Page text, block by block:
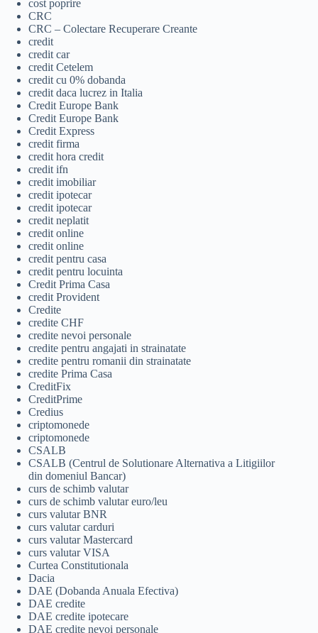
cost poprire
CRC
CRC – Colectare Recuperare Creante
credit
credit car
credit Cetelem
credit cu 0% dobanda
credit daca lucrez in Italia
Credit Europe Bank
Credit Europe Bank
Credit Express
credit firma
credit hora credit
credit ifn
credit imobiliar
credit ipotecar
credit ipotecar
credit neplatit
credit online
credit online
credit pentru casa
credit pentru locuinta
Credit Prima Casa
credit Provident
Credite
credite CHF
credite nevoi personale
credite pentru angajati in strainatate
credite pentru romanii din strainatate
credite Prima Casa
CreditFix
CreditPrime
Credius
criptomonede
criptomonede
CSALB
CSALB (Centrul de Solutionare Alternativa a Litigiilor
din domeniul Bancar)
curs de schimb valutar
curs de schimb valutar euro/leu
curs valutar BNR
curs valutar carduri
curs valutar Mastercard
curs valutar VISA
Curtea Constitutionala
Dacia
DAE (Dobanda Anuala Efectiva)
DAE credite
DAE credite ipotecare
DAE credite nevoi personale